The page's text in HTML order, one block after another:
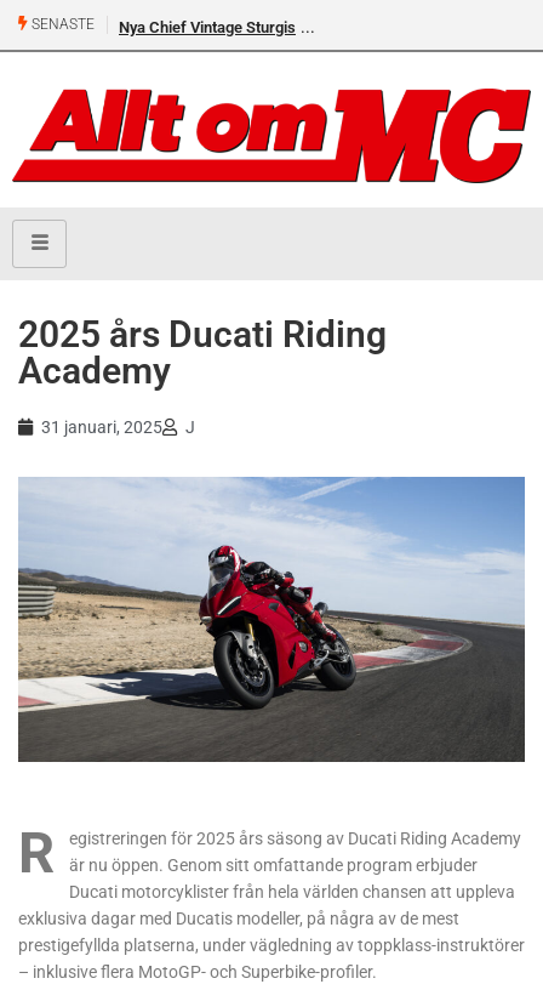
SENASTE Nya Chief Vintage Sturgis
2025 års Ducati Riding
Academy
31 januari, 2025 J
R
egistreringen för 2025 års säsong av Ducati Riding Academy
är nu öppen. Genom sitt omfattande program erbjuder
Ducati motorcyklister från hela världen chansen att uppleva
exklusiva dagar med Ducatis modeller, på några av de mest
prestigefyllda platserna, under vägledning av toppklass-instruktörer
– inklusive flera MotoGP- och Superbike-profiler.